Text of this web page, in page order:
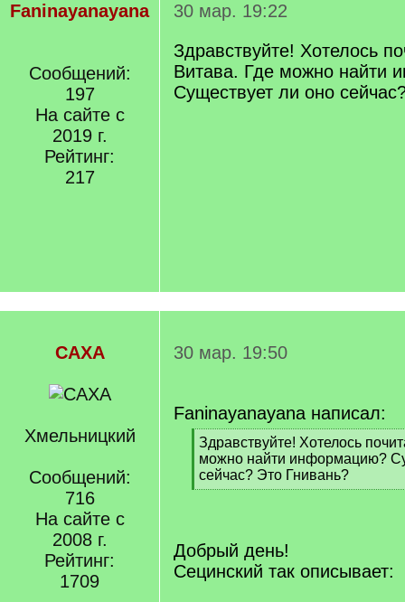
Faninayanayana
Сообщений:
197
На сайте с
2019 г.
Рейтинг:
217
30 мар. 19:22
Здравствуйте! Хотелось
Витава. Где можно найти
Существует ли оно
САХА
Хмельницкий
Сообщений:
716
На сайте с
2008 г.
Рейтинг:
1709
30 мар. 19:50
Faninayanayana написал:
[
q
]
Здравствуйте! Хотелось
можно найти информацию?
сейчас? Это Гнивань?
[
]
Добрый день!
Сецинский так описывает: